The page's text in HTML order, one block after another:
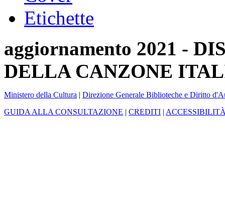
Etichette
aggiornamento 2021 -
DELLA CANZONE
Ministero della Cultura | Direzione Generale Biblioteche e Diritto
GUIDA ALLA CONSULTAZIONE | CREDITI |